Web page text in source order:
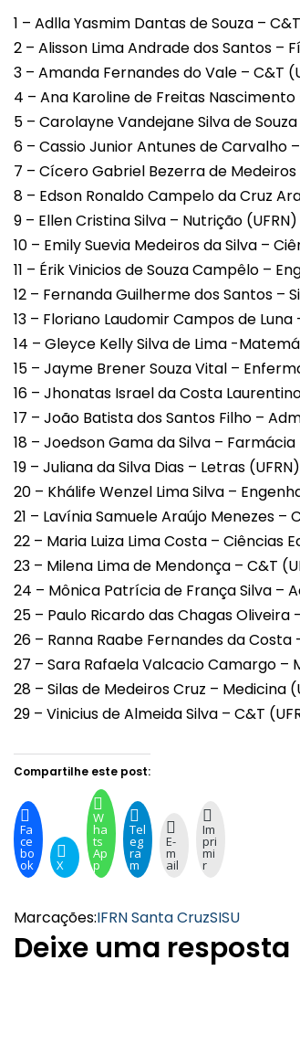
1 – Adlla Yasmim Dantas de Souza –
2 – Alisson Lima Andrade dos Santos –
3 – Amanda Fernandes do Vale – C&T
4 – Ana Karoline de Freitas
5 – Carolayne Vandejane Silva de
6 – Cassio Junior Antunes de Carvalho
7 – Cícero Gabriel Bezerra de Medeiros
8 – Edson Ronaldo Campelo da Cruz
9 – Ellen Cristina Silva – Nutrição (UFRN)
10 – Emily Suevia Medeiros da Silva –
11 – Érik Vinicios de Souza Campêlo –
12 – Fernanda Guilherme dos Santos –
13 – Floriano Laudomir Campos de Luna
14 – Gleyce Kelly Silva de Lima -
15 – Jayme Brener Souza Vital –
16 – Jhonatas Israel da Costa
17 – João Batista dos Santos Filho –
18 – Joedson Gama da Silva – Farmácia
19 – Juliana da Silva Dias – Letras (UFRN)
20 – Khálife Wenzel Lima Silva –
21 – Lavínia Samuele Araújo Menezes –
22 – Maria Luiza Lima Costa – Ciências
23 – Milena Lima de Mendonça – C&T
24 – Mônica Patrícia de França Silva –
25 – Paulo Ricardo das Chagas Oliveira
26 – Ranna Raabe Fernandes da Costa
27 – Sara Rafaela Valcacio Camargo –
28 – Silas de Medeiros Cruz – Medicina
29 – Vinicius de Almeida Silva – C&T
Compartilhe este post:
Fa
ce
bo
ok X
W
ha
ts
Ap
p
Tel
eg
ra
m
E-
m
ail
Im
pri
mi
r
Marcações:IFRN Santa CruzSISU
Deixe uma resposta